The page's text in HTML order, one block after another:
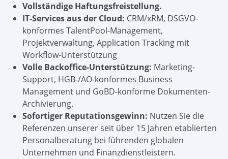
Vollständige Haftungsfreistellung.
IT-Services aus der Cloud: CRM/xRM, DSGVO-
konformes TalentPool-Management,
Projektverwaltung, Application Tracking mit
Workflow-Unterstützung
Volle Backoffice-Unterstützung: Marketing-
Support, HGB-/AO-konformes Business
Management und GoBD-konforme Dokumenten-
Archivierung.
Sofortiger Reputationsgewinn: Nutzen Sie die
Referenzen unserer seit über 15 Jahren etablierten
Personalberatung bei führenden globalen
Unternehmen und Finanzdienstleistern.